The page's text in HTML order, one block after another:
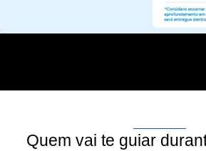
Quem vai te guiar